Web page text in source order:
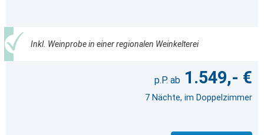
Inkl. Weinprobe in einer regionalen Weinkelterei
1.549,- €
7 Nächte, im Doppelzimmer